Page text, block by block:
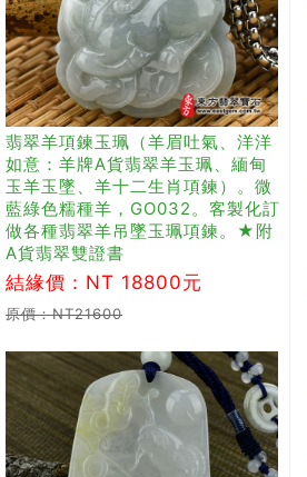
翡翠羊項鍊玉珮（羊眉吐氣、洋洋
如意：羊牌A貨翡翠羊玉珮、緬甸
玉羊玉墜、羊十二生肖項鍊）。微
藍綠色糯種羊，GO032。客製化訂
做各種翡翠羊吊墜玉珮項鍊。★附
A貨翡翠雙證書
結緣價：NT 18800元
原價：NT21600